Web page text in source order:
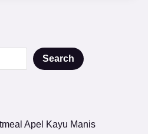
Search
Apel Kayu Manis